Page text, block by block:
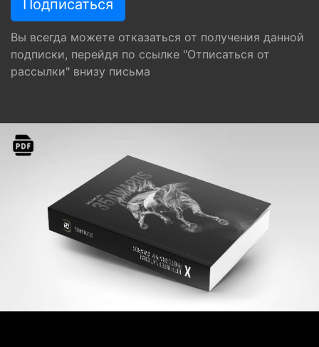
Вы всегда можете отказаться от получения данной
подписки, перейдя по ссылке "Отписаться от
рассылки" внизу письма